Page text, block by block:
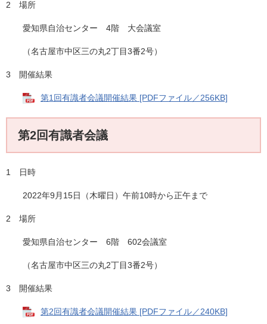
2 場所
愛知県自治センター 4階 大会議室
（名古屋市中区三の丸2丁目3番2号）
3 開催結果
第1回有識者会議開催結果 [PDFファイル／256KB]
第2回有識者会議
1 日時
2022年9月15日（木曜日）午前10時から正午まで
2 場所
愛知県自治センター 6階 602会議室
（名古屋市中区三の丸2丁目3番2号）
3 開催結果
第2回有識者会議開催結果 [PDFファイル／240KB]